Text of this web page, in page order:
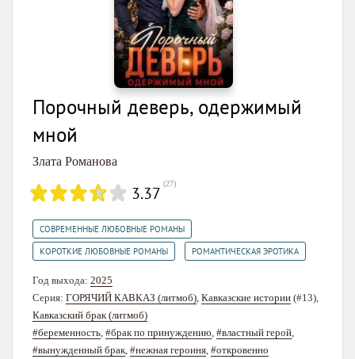
Порочный деверь, одержимый
мной
Злата Романова
3.37 (27)
СОВРЕМЕННЫЕ ЛЮБОВНЫЕ РОМАНЫ
КОРОТКИЕ ЛЮБОВНЫЕ РОМАНЫ РОМАНТИЧЕСКАЯ ЭРОТИКА
Год выхода: 2025
Серия: ГОРЯЧИЙ КАВКАЗ (литмоб), Кавказские истории (#13),
Кавказский брак (литмоб)
#беременность, #брак по принуждению, #властный герой,
#вынужденный брак, #нежная героиня, #откровенно